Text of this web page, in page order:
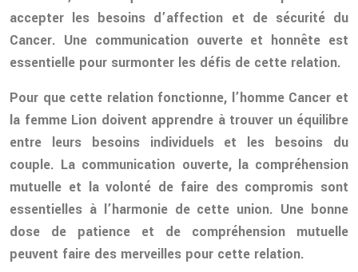
accepter les besoins d’affection et de sécurité du
Cancer. Une communication ouverte et honnête est
essentielle pour surmonter les défis de cette relation.
Pour que cette relation fonctionne, l’homme Cancer et
la femme Lion doivent apprendre à trouver un équilibre
entre leurs besoins individuels et les besoins du
couple. La communication ouverte, la compréhension
mutuelle et la volonté de faire des compromis sont
essentielles à l’harmonie de cette union. Une bonne
dose de patience et de compréhension mutuelle
peuvent faire des merveilles pour cette relation.